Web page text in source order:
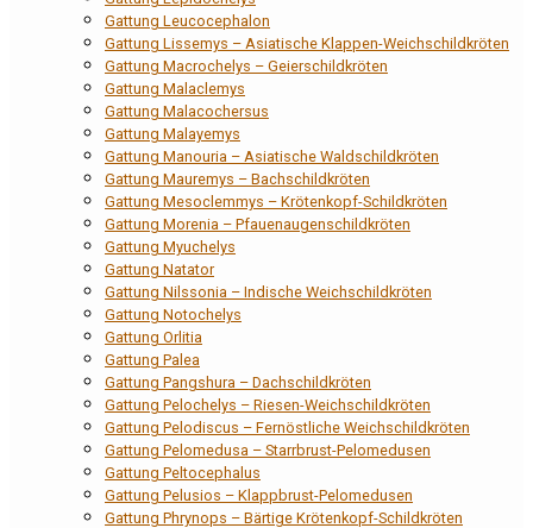
Gattung Leucocephalon
Gattung Lissemys – Asiatische Klappen-Weichschildkröten
Gattung Macrochelys – Geierschildkröten
Gattung Malaclemys
Gattung Malacochersus
Gattung Malayemys
Gattung Manouria – Asiatische Waldschildkröten
Gattung Mauremys – Bachschildkröten
Gattung Mesoclemmys – Krötenkopf-Schildkröten
Gattung Morenia – Pfauenaugenschildkröten
Gattung Myuchelys
Gattung Natator
Gattung Nilssonia – Indische Weichschildkröten
Gattung Notochelys
Gattung Orlitia
Gattung Palea
Gattung Pangshura – Dachschildkröten
Gattung Pelochelys – Riesen-Weichschildkröten
Gattung Pelodiscus – Fernöstliche Weichschildkröten
Gattung Pelomedusa – Starrbrust-Pelomedusen
Gattung Peltocephalus
Gattung Pelusios – Klappbrust-Pelomedusen
Gattung Phrynops – Bärtige Krötenkopf-Schildkröten